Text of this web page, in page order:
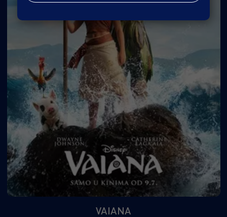
VAIANA